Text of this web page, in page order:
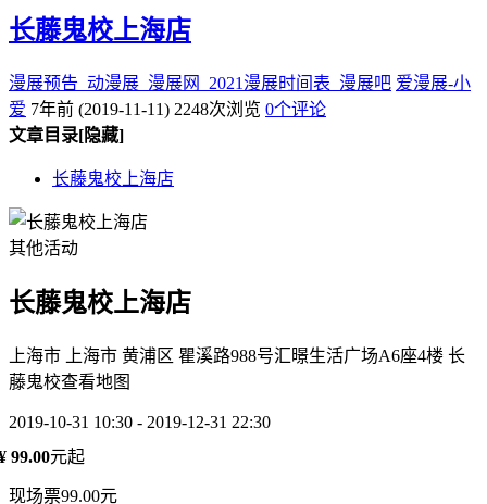
长藤鬼校上海店
漫展预告_动漫展_漫展网_2021漫展时间表_漫展吧 爱漫展-小
爱 7年前 (2019-11-11) 2248次浏览 0个评论
文章目录[隐藏]
长藤鬼校上海店
其他活动
长藤鬼校上海店
上海市 上海市 黄浦区 瞿溪路988号汇暻生活广场A6座4楼 长
藤鬼校查看地图
2019-10-31 10:30 - 2019-12-31 22:30
99.00元起
现场票99.00元